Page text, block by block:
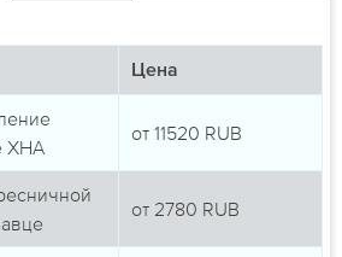
Цена
ХНА
от 11520 RUB
от 2780 RUB